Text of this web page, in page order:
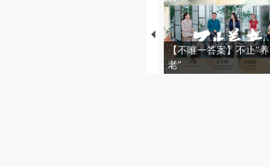
【不唯一答案】不止“养
老”